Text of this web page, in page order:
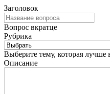
Заголовок
Вопрос вкратце
Рубрика
Выберите тему, которая лучше
Описание